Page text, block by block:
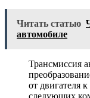
Читать статью
автомобиле
Трансмиссия
от двигателя